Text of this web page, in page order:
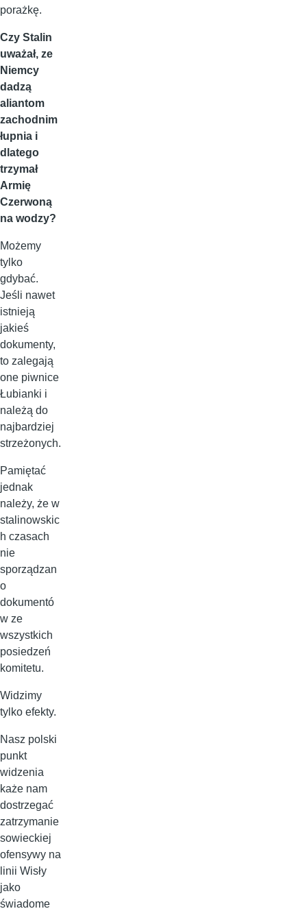
porażkę.
Czy Stalin
uważał, ze
Niemcy
dadzą
aliantom
zachodnim
łupnia i
dlatego
trzymał
Armię
Czerwoną
na wodzy?
Możemy
tylko
gdybać.
Jeśli nawet
istnieją
jakieś
dokumenty,
to zalegają
one piwnice
Łubianki i
należą do
najbardziej
strzeżonych.
Pamiętać
jednak
należy, że w
stalinowskic
h czasach
nie
sporządzan
o
dokumentó
w ze
wszystkich
posiedzeń
komitetu.
Widzimy
tylko efekty.
Nasz polski
punkt
widzenia
każe nam
dostrzegać
zatrzymanie
sowieckiej
ofensywy na
linii Wisły
jako
świadome